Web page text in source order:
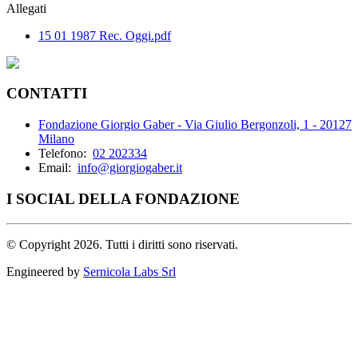
Allegati
15 01 1987 Rec. Oggi.pdf
CONTATTI
Fondazione Giorgio Gaber - Via Giulio Bergonzoli, 1 - 20127
Milano
Telefono: 02 202334
Email: info@giorgiogaber.it
I SOCIAL DELLA FONDAZIONE
© Copyright 2026. Tutti i diritti sono riservati.
Engineered by Sernicola Labs Srl